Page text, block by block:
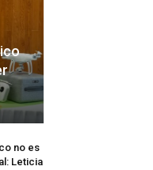
no es
Leticia